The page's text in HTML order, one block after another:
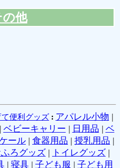
の他
便利グッズ : アパレル小物 |
ベビーキャリー | 日用品 | ベ
ール | 食器用品 | 授乳用品 |
ろグッズ | トイレグッズ |
| 寝具 | 子ども服 | 子ども用